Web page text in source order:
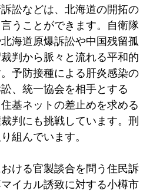
訟などは、北海道の開拓の
うことができます。自衛隊
海道原爆訴訟や中国残留孤
判から脈々と流れる平和的
予防接種による肝炎感染の
、統一協会を相手とする
基ネットの差止めを求める
判にも挑戦しています。刑
組んでいます。
ける官製談合を問う住民訴
イカル誘致に対する小樽市